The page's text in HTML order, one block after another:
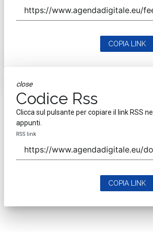
COPIA LINK
close
Codice Rss
Clicca sul pulsante per copiare il link RSS
appunti.
RSS link
COPIA LINK